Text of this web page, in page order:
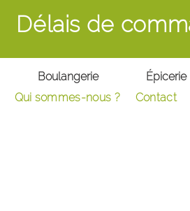
Délais de
Boulangerie
Épicerie
Qui sommes-nous ? Contact